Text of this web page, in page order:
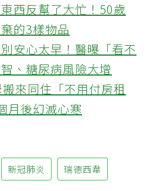
西反幫了大忙！50歲
的3樣物品
安心太早！醫曝「看不
、糖尿病風險大增
來同住「不用付房租
月後幻滅心寒
新冠肺炎 瑞德西韋